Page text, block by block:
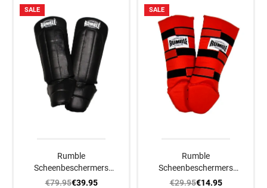
SALE
Rumble
Scheenbeschermers
Ready Leer
€79.95€39.95
SALE
Rumble
Scheenbeschermers
Luxe Rood
€29.95€14.95